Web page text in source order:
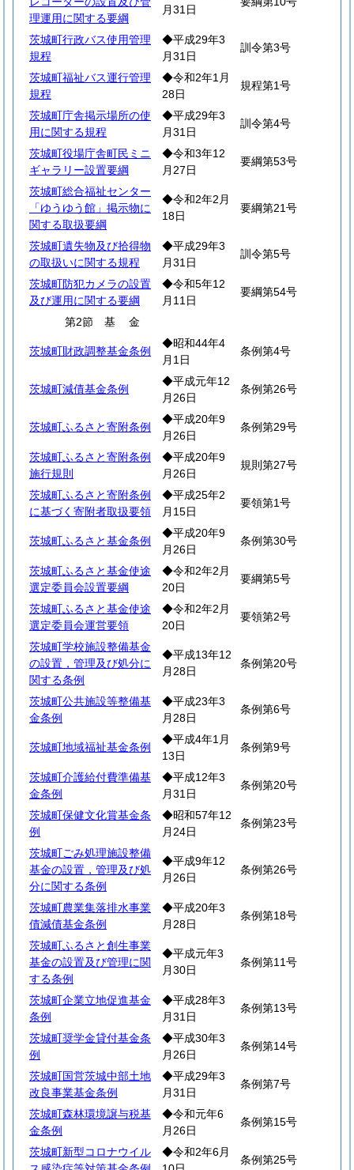
理運用に関する要綱
月31日
茨城町行政バス使用管理
規程
◆平成29年3
月31日
訓令第3号
茨城町福祉バス運行管理
規程
◆令和2年1月
28日
規程第1号
茨城町庁舎掲示場所の使
用に関する規程
◆平成29年3
月31日
訓令第4号
茨城町役場庁舎町民ミニ
ギャラリー設置要綱
◆令和3年12
月27日
要綱第53号
茨城町総合福祉センター
「ゆうゆう館」掲示物に
関する取扱要綱
◆令和2年2月
18日
要綱第21号
茨城町遺失物及び拾得物
の取扱いに関する規程
◆平成29年3
月31日
訓令第5号
茨城町防犯カメラの設置
及び運用に関する要綱
◆令和5年12
月11日
要綱第54号
第2節 基金
茨城町財政調整基金条例
◆昭和44年4
月1日
条例第4号
茨城町減債基金条例
◆平成元年12
月26日
条例第26号
茨城町ふるさと寄附条例
◆平成20年9
月26日
条例第29号
茨城町ふるさと寄附条例
施行規則
◆平成20年9
月26日
規則第27号
茨城町ふるさと寄附条例
に基づく寄附者取扱要領
◆平成25年2
月15日
要領第1号
茨城町ふるさと基金条例
◆平成20年9
月26日
条例第30号
茨城町ふるさと基金使途
選定委員会設置要綱
◆令和2年2月
20日
要綱第5号
茨城町ふるさと基金使途
選定委員会運営要領
◆令和2年2月
20日
要領第2号
茨城町学校施設整備基金
の設置，管理及び処分に
関する条例
◆平成13年12
月28日
条例第20号
茨城町公共施設等整備基
金条例
◆平成23年3
月28日
条例第6号
茨城町地域福祉基金条例
◆平成4年1月
13日
条例第9号
茨城町介護給付費準備基
金条例
◆平成12年3
月31日
条例第20号
茨城町保健文化賞基金条
例
◆昭和57年12
月24日
条例第23号
茨城町ごみ処理施設整備
基金の設置，管理及び処
分に関する条例
◆平成9年12
月26日
条例第26号
茨城町農業集落排水事業
債減債基金条例
◆平成20年3
月28日
条例第18号
茨城町ふるさと創生事業
基金の設置及び管理に関
する条例
◆平成元年3
月30日
条例第11号
茨城町企業立地促進基金
条例
◆平成28年3
月31日
条例第13号
茨城町奨学金貸付基金条
例
◆平成30年3
月26日
条例第14号
茨城町国営茨城中部土地
改良事業基金条例
◆平成29年3
月31日
条例第7号
茨城町森林環境譲与税基
金条例
◆令和元年6
月26日
条例第15号
茨城町新型コロナウイル
◆令和2年6月
条例第25号